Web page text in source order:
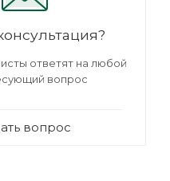
ответят на любой
вопрос
вопрос